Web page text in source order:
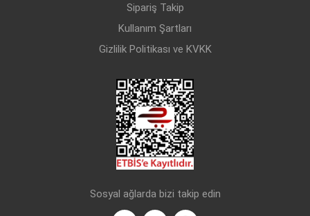
Sipariş Takip
Kullanım Şartları
Gizlilik Politikası ve KVKK
Sosyal ağlarda bizi takip edin